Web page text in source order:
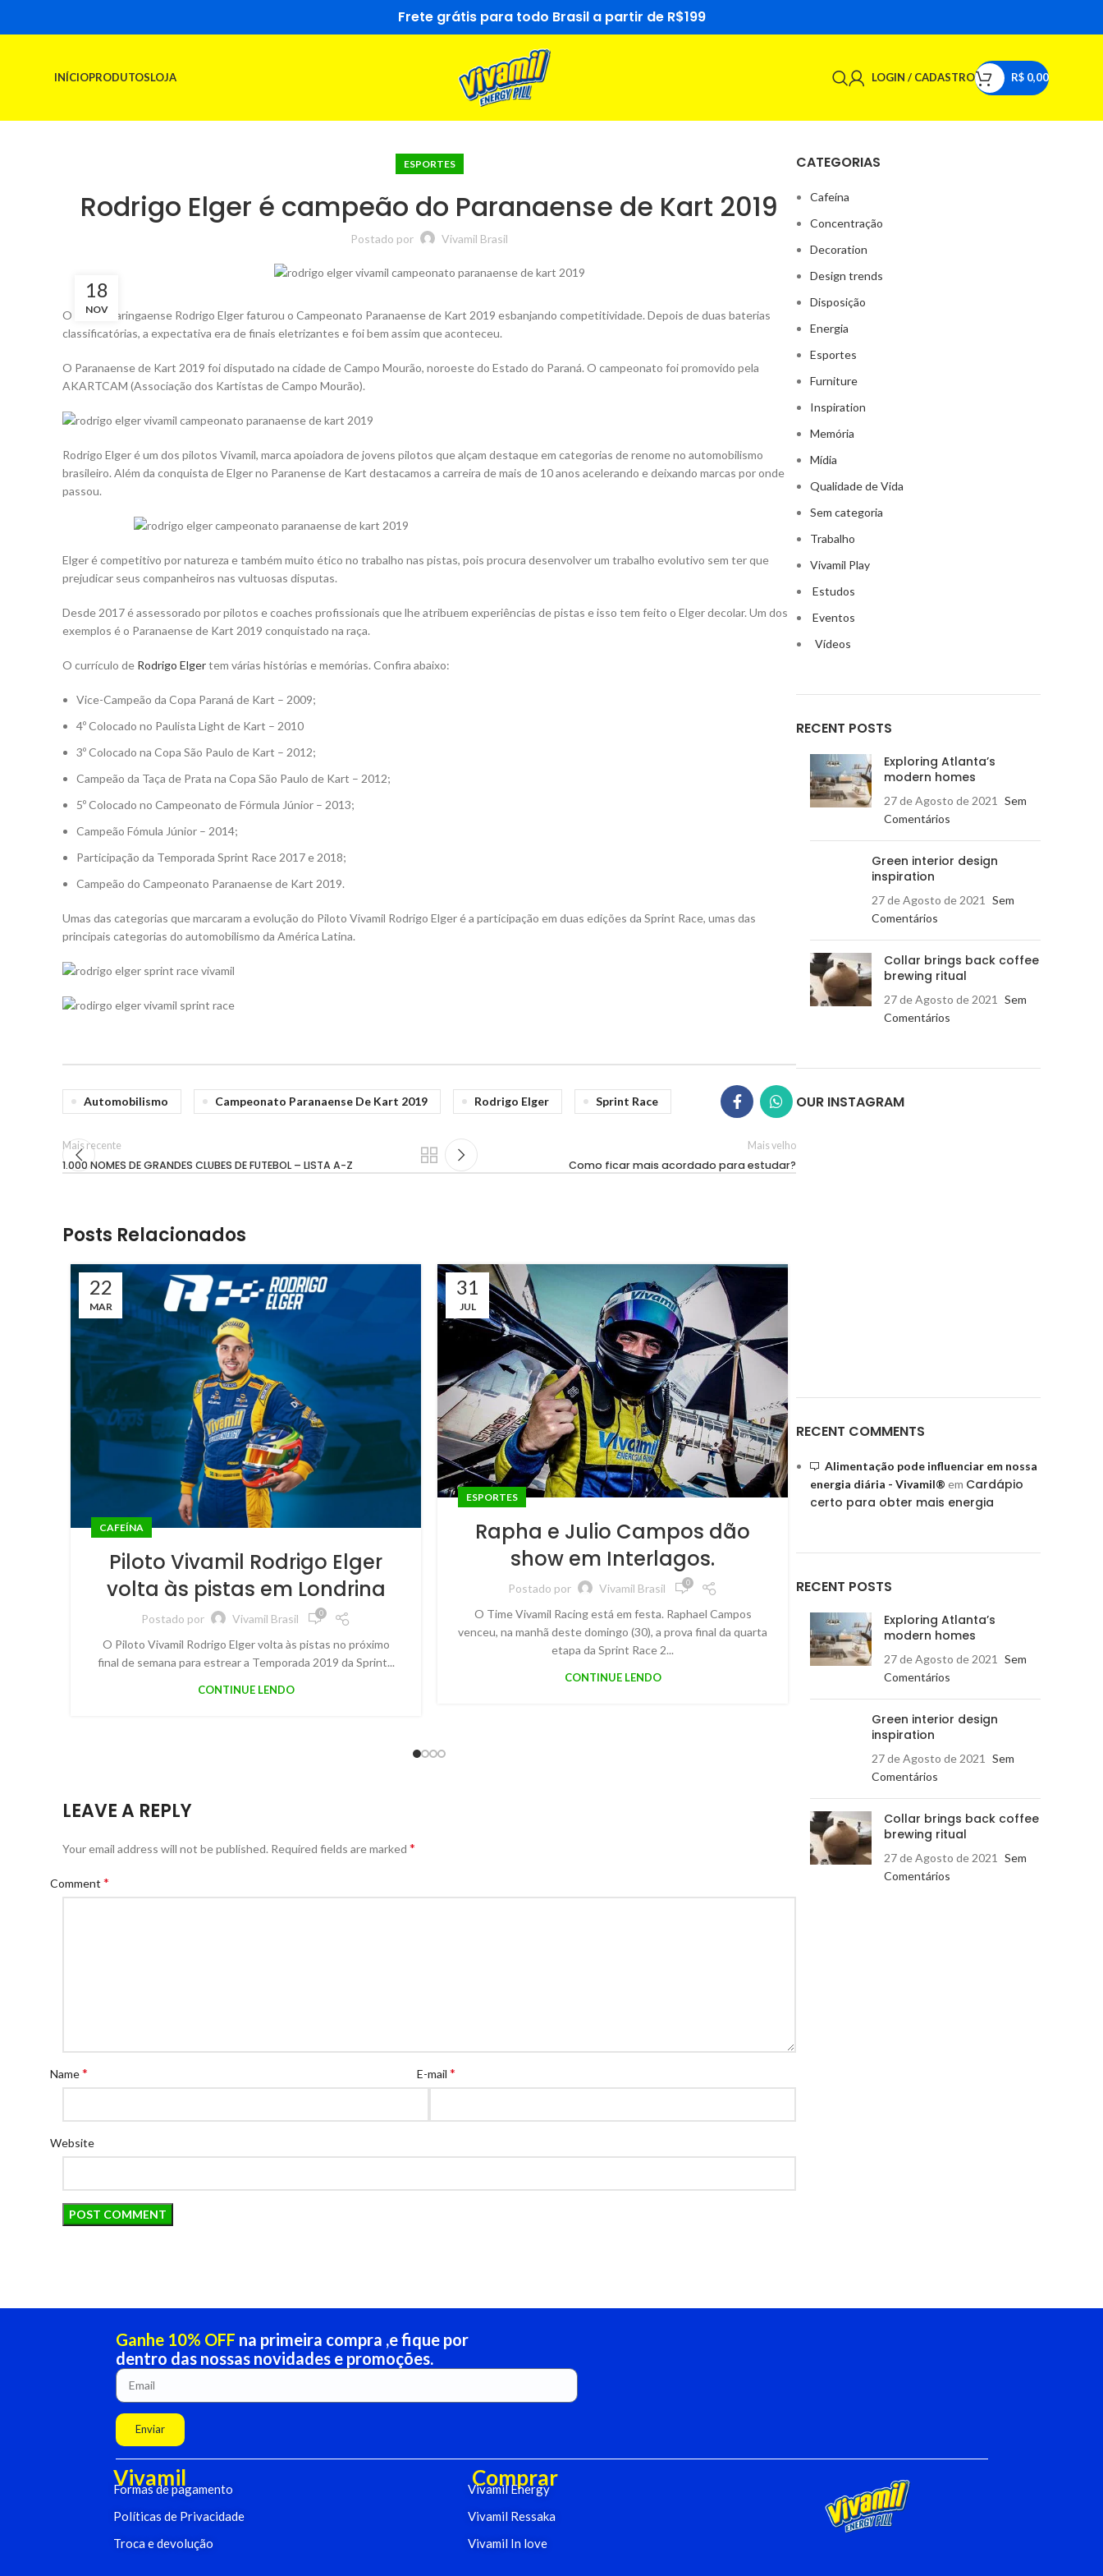
Frete grátis para todo Brasil a partir de R$199
INÍCIOPRODUTOSLOJA LOGIN / CADASTRO R$ 0,00
ESPORTES
Rodrigo Elger é campeão do Paranaense de Kart 2019
Postado por Vivamil Brasil
18
NOV
O piloto maringaense Rodrigo Elger faturou o Campeonato Paranaense de Kart 2019 esbanjando competitividade. Depois de duas baterias
classificatórias, a expectativa era de finais eletrizantes e foi bem assim que aconteceu.
O Paranaense de Kart 2019 foi disputado na cidade de Campo Mourão, noroeste do Estado do Paraná. O campeonato foi promovido pela
AKARTCAM (Associação dos Kartistas de Campo Mourão).
Rodrigo Elger é um dos pilotos Vivamil, marca apoiadora de jovens pilotos que alçam destaque em categorias de renome no automobilismo
brasileiro. Além da conquista de Elger no Paranense de Kart destacamos a carreira de mais de 10 anos acelerando e deixando marcas por onde
passou.
Elger é competitivo por natureza e também muito ético no trabalho nas pistas, pois procura desenvolver um trabalho evolutivo sem ter que
prejudicar seus companheiros nas vultuosas disputas.
Desde 2017 é assessorado por pilotos e coaches profissionais que lhe atribuem experiências de pistas e isso tem feito o Elger decolar. Um dos
exemplos é o Paranaense de Kart 2019 conquistado na raça.
O currículo de Rodrigo Elgertem várias histórias e memórias. Confira abaixo:
Vice-Campeão da Copa Paraná de Kart – 2009;
4º Colocado no Paulista Light de Kart – 2010
3º Colocado na Copa São Paulo de Kart – 2012;
Campeão da Taça de Prata na Copa São Paulo de Kart – 2012;
5º Colocado no Campeonato de Fórmula Júnior – 2013;
Campeão Fómula Júnior – 2014;
Participação da Temporada Sprint Race 2017 e 2018;
Campeão do Campeonato Paranaense de Kart 2019.
Umas das categorias que marcaram a evolução do Piloto Vivamil Rodrigo Elger é a participação em duas edições da Sprint Race, umas das
principais categorias do automobilismo da América Latina.
Automobilismo Campeonato Paranaense De Kart 2019 Rodrigo Elger Sprint Race
Mais recente
1.000 NOMES DE GRANDES CLUBES DE FUTEBOL – LISTA A-Z
Mais velho
Como ficar mais acordado para estudar?
Posts Relacionados
22
MAR
CAFEÍNA
Piloto Vivamil Rodrigo Elger
volta às pistas em Londrina
Postado por Vivamil Brasil 0
O Piloto Vivamil Rodrigo Elger volta às pistas no próximo
final de semana para estrear a Temporada 2019 da Sprint...
CONTINUE LENDO
31
JUL
ESPORTES
Rapha e Julio Campos dão
show em Interlagos.
Postado por Vivamil Brasil 0
O Time Vivamil Racing está em festa. Raphael Campos
venceu, na manhã deste domingo (30), a prova final da quarta
etapa da Sprint Race 2...
CONTINUE LENDO
ESPORTES
Sprint Race – Etapa
Postado por Vivamil Brasil
LEAVE A REPLY
Your email address will not be published. Required fields are marked *
Comment *
Name* E-mail *
Website
CATEGORIAS
Cafeína
Concentração
Decoration
Design trends
Disposição
Energia
Esportes
Furniture
Inspiration
Memória
Mídia
Qualidade de Vida
Sem categoria
Trabalho
Vivamil Play
Estudos
Eventos
Vídeos
RECENT POSTS
Exploring Atlanta’s
modern homes
27 de Agosto de 2021
Sem
Comentários
Green interior design
inspiration
27 de Agosto de 2021
Sem
Comentários
Collar brings back coffee
brewing ritual
27 de Agosto de 2021
Sem
Comentários
OUR INSTAGRAM
RECENT COMMENTS
Alimentação pode influenciar em nossa
energia diária - Vivamil® em Cardápio
certo para obter mais energia
RECENT POSTS
Exploring Atlanta’s
modern homes
27 de Agosto de 2021
Sem
Comentários
Green interior design
inspiration
27 de Agosto de 2021
Sem
Comentários
Collar brings back coffee
brewing ritual
27 de Agosto de 2021
Sem
Comentários
Ganhe 10% OFF na primeira compra ,e fique por
dentro das nossas novidades e promoções.
Enviar
Vivamil
Formas de pagamento
Políticas de Privacidade
Troca e devolução
Comprar
Vivamil Energy
Vivamil Ressaka
Vivamil In love